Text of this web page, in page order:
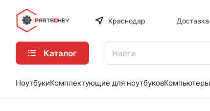
Краснодар Доставка
Каталог
НоутбукиКомплектующие для ноутбуковКомпьютеры